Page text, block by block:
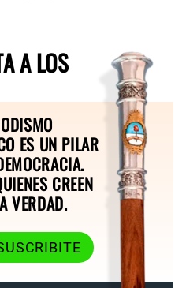
A LOS
ES UN PILAR
CREEN
VERDAD.